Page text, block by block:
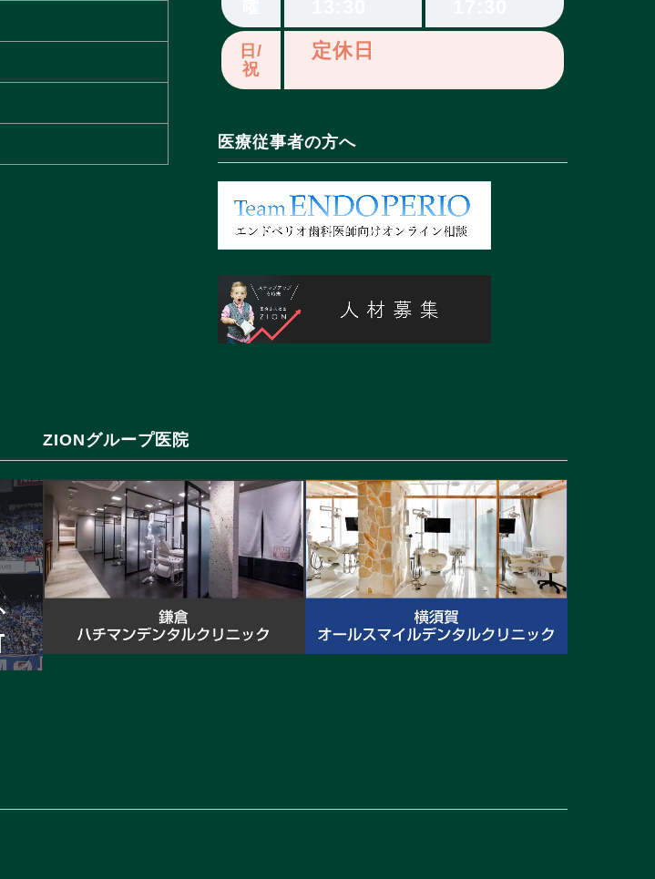
日/
祝
定休日
医療従事者の方へ
ZIONグループ医院